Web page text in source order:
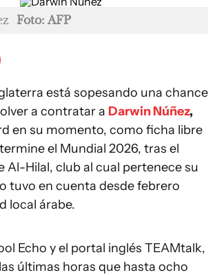
Foto: AFP
está sopesando una chance
a contratar a Darwin Núñez,
en su momento, como ficha libre
el Mundial 2026, tras el
Al-Hilal, club al cual pertenece su
tuvo en cuenta desde febrero
local árabe.
Echo y el portal inglés TEAMtalk,
últimas horas que hasta ocho